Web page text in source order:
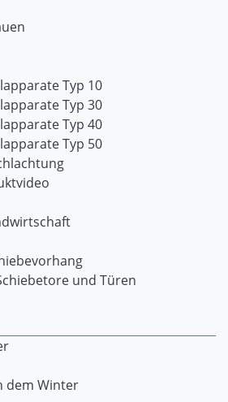
Typ 10
Typ 30
Typ 40
Typ 50
und Türen
dem Winter